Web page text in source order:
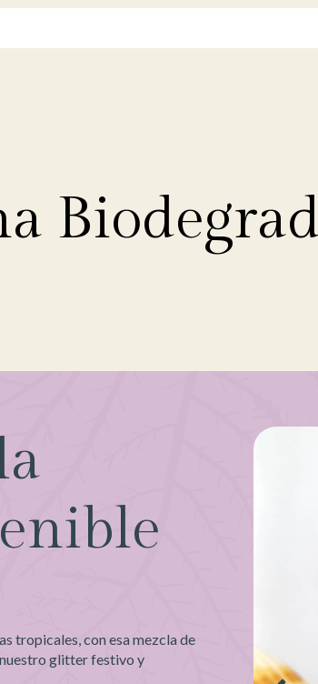
tropicales, con esa mezcla de
nuestro glitter festivo y